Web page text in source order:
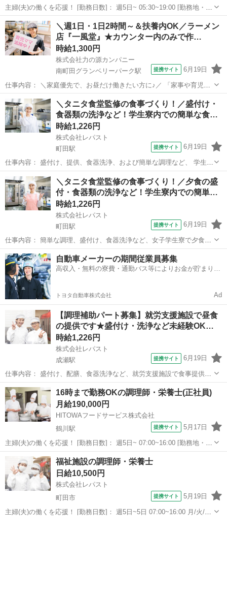
主婦(夫)の働くを応援！ [勤務日数]： 週5日~ 05:30~19:00 [勤務地・最
寄駅]： 東京都町田市図師町1896-1 イリーゼ町田図師の丘/HITOWAフ
ードサービス 町田駅バス15分 [職種名]：調理師...
東京 町田市 町田駅 キッチン
＼週1日・1日2時間～＆扶養内OK／ラーメン
店『一風堂』★カウンター内のみで作…
時給1,300円
株式会社力の源カンパニー
南町田グランベリーパーク駅
提携サイト 6月19日
仕事内容： ＼家庭優先で、お昼だけ働きたい方に♪／ 「家事や育児も
大切にしながら、ちょっとお小遣いもほしい」 「久しぶりの社会復
帰、まずは短時間から試したい」 そんなしゅふさんにピッタリのお仕
事です♪ お任せするのは、ラン...
東京 町田市 南町田グランベリーパーク駅 キッチン
＼タニタ食堂監修の食事づくり！／盛付け・
食器類の洗浄など！学生寮内での簡単な食…
時給1,226円
株式会社レパスト
町田駅
提携サイト 6月19日
仕事内容： 盛付け、提供、食器洗浄、および簡単な調理など、 学生寮
（女子寮）で食事提供のお手伝い！ 寮生のみなさんに美味しい食事を
提供してください！ 女性活躍中です 難しい作業は無いので、未経験の
方でもすぐに慣れてやってい...
東京 町田市 町田駅 キッチン
＼タニタ食堂監修の食事づくり！／夕食の盛
付・食器類の洗浄など！学生寮内での簡単…
時給1,226円
株式会社レパスト
町田駅
提携サイト 6月19日
仕事内容： 簡単な調理、盛付け、食器洗浄など、女子学生寮で夕食提
供のお手伝いです 寮生のみなさんに美味しい夕食を提供してくださ
い！ ☆女性活躍中です 難しい作業は無いので、未経験の方でもすぐに
慣れていただけます 少しずつお...
東京 町田市 町田駅 キッチン
自動車メーカーの期間従業員募集
高収入・無料の寮費・通勤バス等によりお金が貯まりや
トヨタ自動車株式会社 Ad
【調理補助パート募集】就労支援施設で昼食
の提供です★盛付け・洗浄など未経験OK…
時給1,226円
株式会社レパスト
成瀬駅
提携サイト 6月19日
仕事内容： 盛付け、配膳、食器洗浄など、就労支援施設で食事提供で
す 家事の延長の感覚でお仕事できるので、すぐに慣れて覚えられます
よ 季節のメニューなどレパートリーが増えたり、ご家庭で役立つこと
もいっぱいのお仕事です 難しい作...
東京 町田市 成瀬駅 キッチン
16時まで勤務OKの調理師・栄養士(正社員)
月給190,000円
HITOWAフードサービス株式会社
鶴川駅
提携サイト 5月17日
主婦(夫)の働くを応援！ [勤務日数]： 週5日~ 07:00~16:00 [勤務地・最
寄駅]： 東京都町田市野津田町2003 町田市内学校/HITOWAフードサー
ビス 鶴川駅 [職種名]：調理師・栄養士(正社員) ...
町田市 鶴川駅 キッチン
福祉施設の調理師・栄養士
日給10,500円
株式会社レパスト
町田市
提携サイト 5月19日
主婦(夫)の働くを応援！ [勤務日数]： 週5日~5日 07:00~16:00 月/火/水/